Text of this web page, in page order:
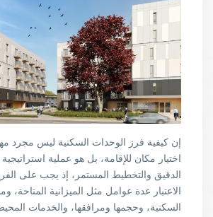
إن كيفية فرز الوحدات السكنية ليس مجرد
اختيار مكان للإقامة، بل هو عملية
الدقيق والتخطيط المستمر، إذ يجب على
الاعتبار عدة عوامل مثل الميزانية المتاحة،
السكنية، وحجمها ومرافقها، والخدمات